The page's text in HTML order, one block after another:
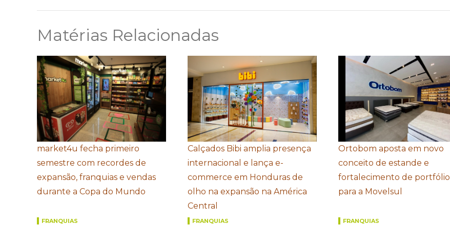
Matérias Relacionadas
market4u fecha primeiro
semestre com recordes de
expansão, franquias e vendas
durante a Copa do Mundo
FRANQUIAS
Calçados Bibi amplia presença
internacional e lança e-
commerce em Honduras de
olho na expansão na América
Central
FRANQUIAS
Ortobom aposta em novo
conceito de estande e
fortalecimento de portfólio
para a Movelsul
FRANQUIAS